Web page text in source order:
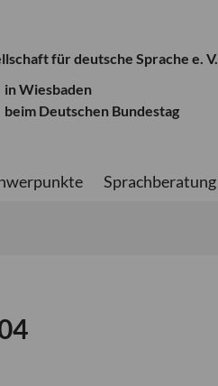
für deutsche Sprache e. V.
in Wiesbaden
beim Deutschen Bundestag
Sprachberatung